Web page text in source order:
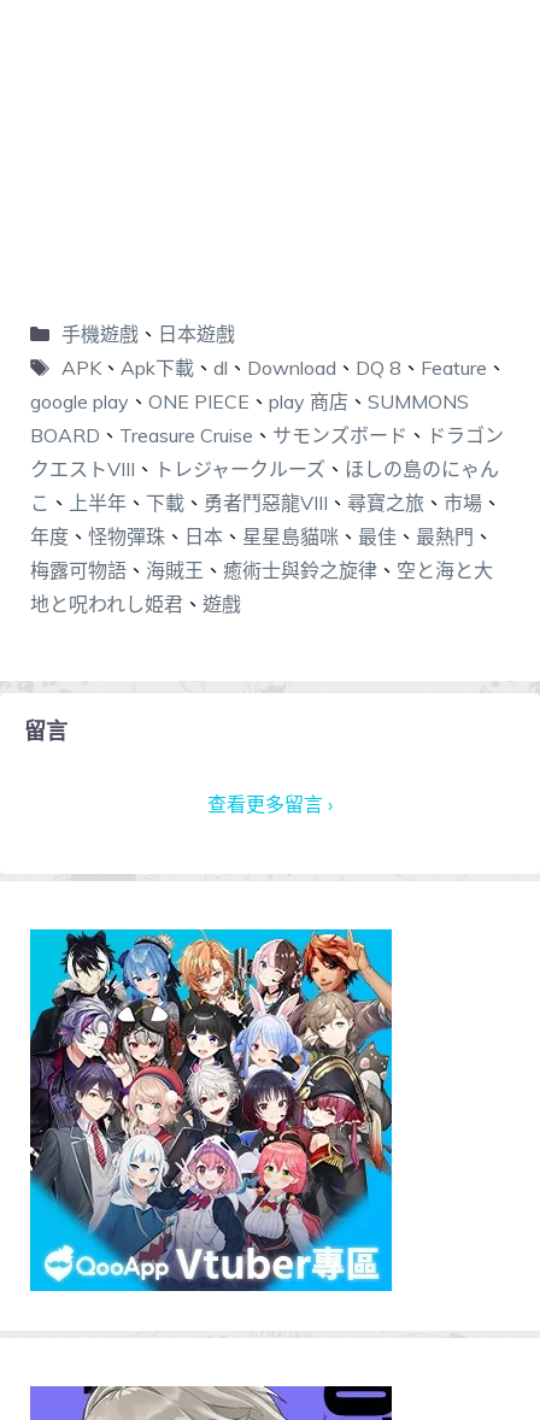
手機遊戲、 日本遊戲
APK、 Apk下載、 dl 、 Download 、 DQ 8 、 Feature 、
google play 、 ONE PIECE 、 play 商店 、 SUMMONS
BOARD 、 Treasure Cruise 、 サモンズボード 、 ドラゴン
クエストVIII 、 トレジャークルーズ 、 ほしの島のにゃん
こ 、 上半年 、 下載 、 勇者鬥惡龍VIII 、 尋寶之旅 、 市場 、
年度 、 怪物彈珠 、 日本 、 星星島貓咪 、 最佳 、 最熱門 、
梅露可物語 、 海賊王 、 癒術士與鈴之旋律 、 空と海と大
地と呪われし姫君 、 遊戲
留言
查看更多留言 ›